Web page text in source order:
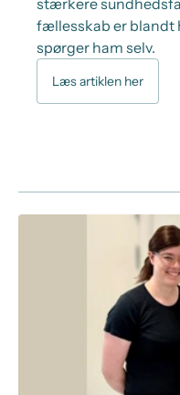
stærkere
fællesskab er blandt
spørger ham selv.
Læs artiklen her